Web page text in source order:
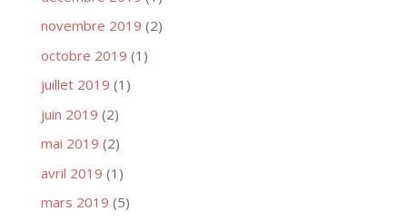
novembre 2019 (2)
octobre 2019 (1)
juillet 2019 (1)
juin 2019 (2)
mai 2019 (2)
avril 2019 (1)
mars 2019 (5)